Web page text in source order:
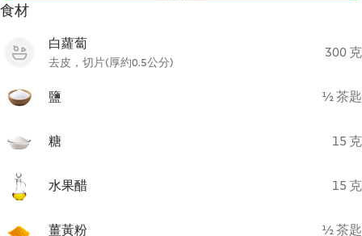
食材
白蘿蔔
去皮，切片(厚約0.5公分)
300 克
鹽 ½ 茶匙
糖 15 克
水果醋 15 克
薑黃粉 ½ 茶匙